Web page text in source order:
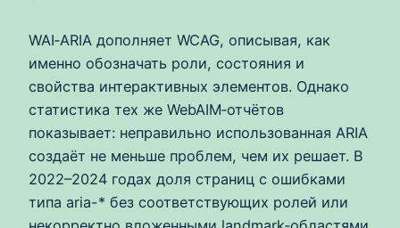
WAI‑ARIA дополняет WCAG, описывая, как
именно обозначать роли, состояния и
свойства интерактивных элементов. Однако
статистика тех же WebAIM‑отчётов
показывает: неправильно использованная ARIA
создаёт не меньше проблем, чем их решает. В
2022–2024 годах доля страниц с ошибками
типа aria-* без соответствующих ролей или